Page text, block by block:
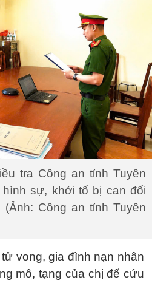
tra Công an tỉnh Tuyên
sự, khởi tố bị can đối
Công an tỉnh Tuyên
vong, gia đình nạn nhân
mô, tạng của chị để cứu